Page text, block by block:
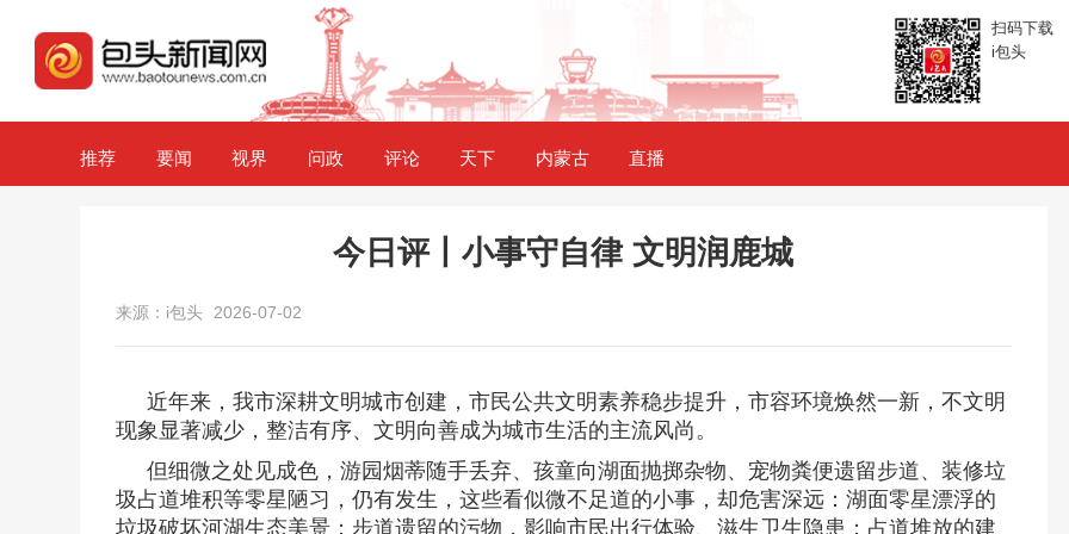
扫码下载
i包头
推荐 要闻 视界 问政 评论 天下 内蒙古 直播
今日评丨小事守自律 文明润鹿城
来源：i包头 2026-07-02
近年来，我市深耕文明城市创建，市民公共文明素养稳步提升，市容环境焕然一新，不文明
现象显著减少，整洁有序、文明向善成为城市生活的主流风尚。
但细微之处见成色，游园烟蒂随手丢弃、孩童向湖面抛掷杂物、宠物粪便遗留步道、装修垃
圾占道堆积等零星陋习，仍有发生，这些看似微不足道的小事，却危害深远：湖面零星漂浮的
垃圾破坏河湖生态美景；步道遗留的污物，影响市民出行体验、滋生卫生隐患；占道堆放的建